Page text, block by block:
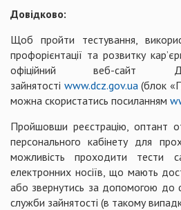
Довідково:
Щоб пройти тестування,
профорієнтації та розвитку
офіційний веб-сайт
зайнятості www.dcz.gov.ua(блок
можна скористатись посиланням
Пройшовши реєстрацію, оптант
персонального кабінету для
можливість проходити тести
електронних носіїв, що мають
або звернутись за допомогою до
служби зайнятості (в такому